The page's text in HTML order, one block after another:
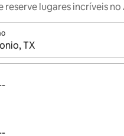
reserve lugares incríveis
resultados estiverem